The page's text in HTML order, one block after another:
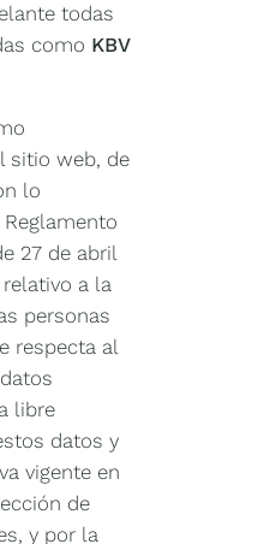
todas
como KBV
sitio web, de
lo
27 de abril
relativo a la
personas
respecta al
libre
datos y
vigente en
de
y por la